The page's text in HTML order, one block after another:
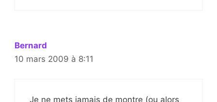
Bernard
10 mars 2009 à 8:11
Je ne mets jamais de montre (ou alors